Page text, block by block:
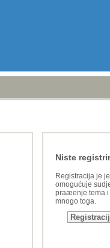
Niste
Registracija je
omogućuje
praæenje tema i
mnogo toga.